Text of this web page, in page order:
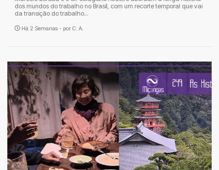
dos mundos do trabalho no Brasil, com um recorte temporal que vai
da transição do trabalho...
Há 2 Semanas - por C. A.